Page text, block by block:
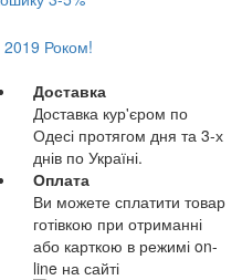
Доставка
Доставка кур'єром по
Одесі протягом дня та 3-х
днів по Україні.
Оплата
Ви можете сплатити товар
готівкою при отриманні
або карткою в режимі on-
line на сайті